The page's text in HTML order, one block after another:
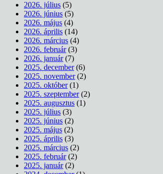
2026. július (5)
2026. június (5)
2026. május (4)
2026. április (14)
2026. március (4)
2026. február(3)
2026. január(7)
2025. december(6)
2025. november(2)
2025. október(1)
2025. szeptember(2)
2025. augusztus (1)
2025. július (3)
2025. június (2)
2025. május (2)
2025. április (3)
2025. március (2)
2025. február(2)
2025. január(2)